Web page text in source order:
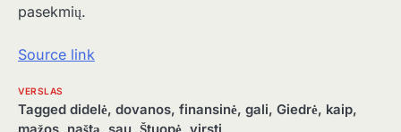
pasekmių.
Source link
VERSLAS
Tagged didelė, dovanos, finansinė, gali, Giedrė, kaip,